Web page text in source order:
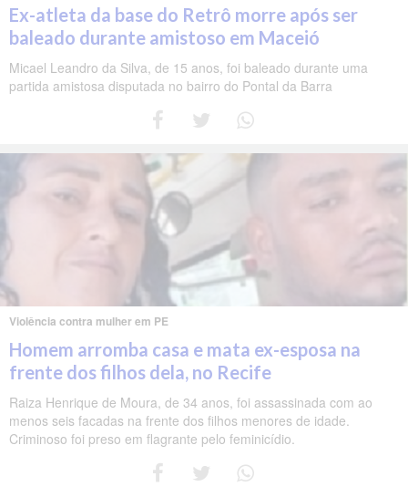
Ex-atleta da base do Retrô morre após ser
baleado durante amistoso em Maceió
Micael Leandro da Silva, de 15 anos, foi baleado durante uma
partida amistosa disputada no bairro do Pontal da Barra
Violência contra mulher em PE
Homem arromba casa e mata ex-esposa na
frente dos filhos dela, no Recife
Raiza Henrique de Moura, de 34 anos, foi assassinada com ao
menos seis facadas na frente dos filhos menores de idade.
Criminoso foi preso em flagrante pelo feminicídio.